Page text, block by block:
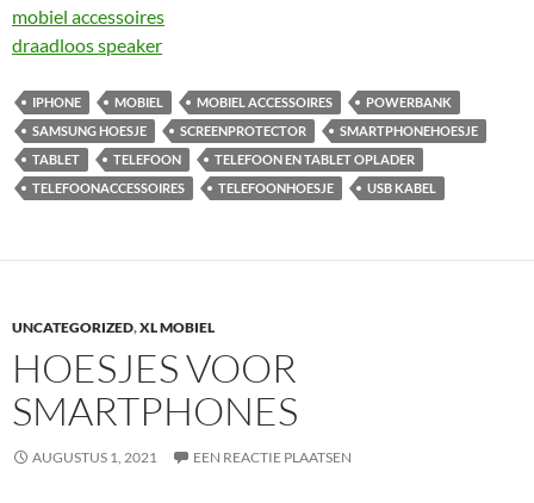
mobiel accessoires
draadloos speaker
IPHONE MOBIEL MOBIEL ACCESSOIRES
POWERBANK
SAMSUNG HOESJE
SCREENPROTECTOR
SMARTPHONEHOESJE
TABLET
TELEFOON
TELEFOON EN TABLET OPLADER
TELEFOONACCESSOIRES
TELEFOONHOESJE USB KABEL
UNCATEGORIZED,XL MOBIEL
HOESJES VOOR
SMARTPHONES
AUGUSTUS 1, 2021 EEN REACTIE PLAATSEN